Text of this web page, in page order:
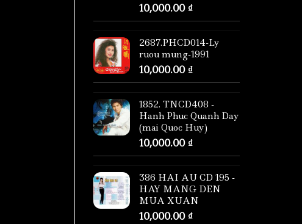
10,000.00 ₫
2687.PHCD014-Ly
ruou mung-1991
10,000.00 ₫
1852. TNCD408 -
Hanh Phuc Quanh Day
(mai Quoc Huy)
10,000.00 ₫
386 HAI AU CD 195 -
HAY MANG DEN
MUA XUAN
10,000.00 ₫